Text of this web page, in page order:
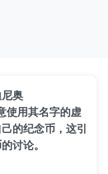
奥
使用其名字的虚
的纪念币，这引
讨论。